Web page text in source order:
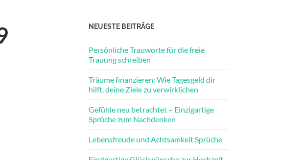
NEUESTE BEITRÄGE
Persönliche Trauworte für die freie
Trauung schreiben
Träume finanzieren: Wie Tagesgeld dir
hilft, deine Ziele zu verwirklichen
Gefühle neu betrachtet – Einzigartige
Sprüche zum Nachdenken
Lebensfreude und Achtsamkeit Sprüche